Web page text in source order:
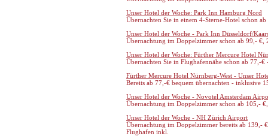
Unser Hotel der Woche: Park Inn Hamburg Nord
Übernachten Sie in einem 4-Sterne-Hotel schon
Unser Hotel der Woche - Park Inn Düsseldorf/
Übernachtung im Doppelzimmer schon ab 99,- €,
Unser Hotel der Woche: Fürther Mercure Hotel
Übernachten Sie in Flughafennähe schon ab 77,-
Fürther Mercure Hotel Nürnberg-West - Unser
Bereits ab 77,-€ bequem übernachten - inklusive
Unser Hotel der Woche - Novotel Amsterdam
Übernachtung im Doppelzimmer schon ab 105,-
Unser Hotel der Woche - NH Zürich Airport
Übernachtung im Doppelzimmer bereits ab 139,-
Flughafen inkl.